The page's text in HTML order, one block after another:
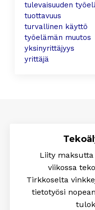
tulevaisuuden
tuottavuus
turvallinen käyttö
työelämän muutos
yksinyrittäjyys
yrittäjä
Liity
viikossa
Tirkkoselta
tietotyösi